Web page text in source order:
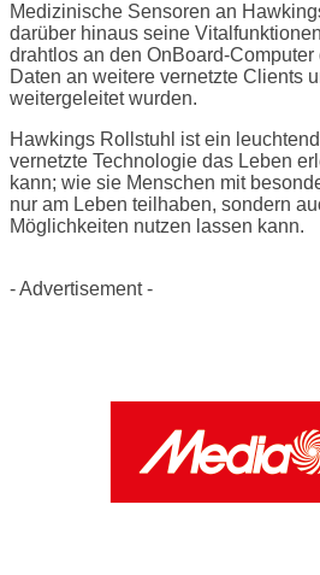
Medizinische Sensoren an
darüber hinaus seine
drahtlos an den OnBoard-
Daten an weitere vernetzte Clients
weitergeleitet wurden.
Hawkings Rollstuhl ist ein
vernetzte Technologie das Leben
kann; wie sie Menschen mit
nur am Leben teilhaben, sondern
Möglichkeiten nutzen lassen kann.
- Advertisement -